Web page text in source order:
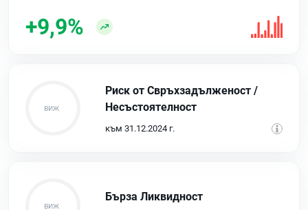
+9,9%
Риск от Свръхзадълженост /
Несъстоятелност
към 31.12.2024 г.
Бърза Ликвидност